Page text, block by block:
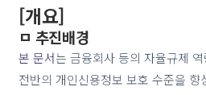
[개요]
ㅁ 추진배경
본 문서는 금융회사 등의 자율규제
전반의 개인신용정보 보호 수준을